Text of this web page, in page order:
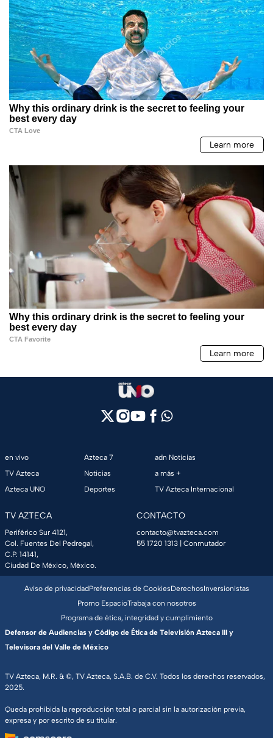
en vivo
TV Azteca
Azteca UNO
Azteca 7
Noticias
Deportes
adn Noticias
a más +
TV Azteca Internacional
TV AZTECA
Periférico Sur 4121,
Col. Fuentes Del Pedregal,
C.P. 14141,
Ciudad De México, México.
CONTACTO
contacto@tvazteca.com
55 1720 1313 | Conmutador
TV Azteca, M.R. & ©, TV Azteca, S.A.B. de C.V. Todos los derechos reservados,
2025.
Queda prohibida la reproducción total o parcial sin la autorización previa,
expresa y por escrito de su titular.
Aviso de privacidadPreferencias de CookiesDerechosInversionistas
Promo EspacioTrabaja con nosotros
Programa de ética, integridad y cumplimiento
Defensor de Audiencias y Código de Ética de Televisión Azteca III y
Televisora del Valle de México